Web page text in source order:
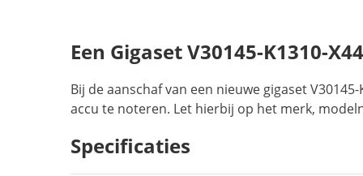
Een Gigaset V30145-K1310-
Bij de aanschaf van een nieuwe gigaset
accu te noteren. Let hierbij op het merk,
Specificaties